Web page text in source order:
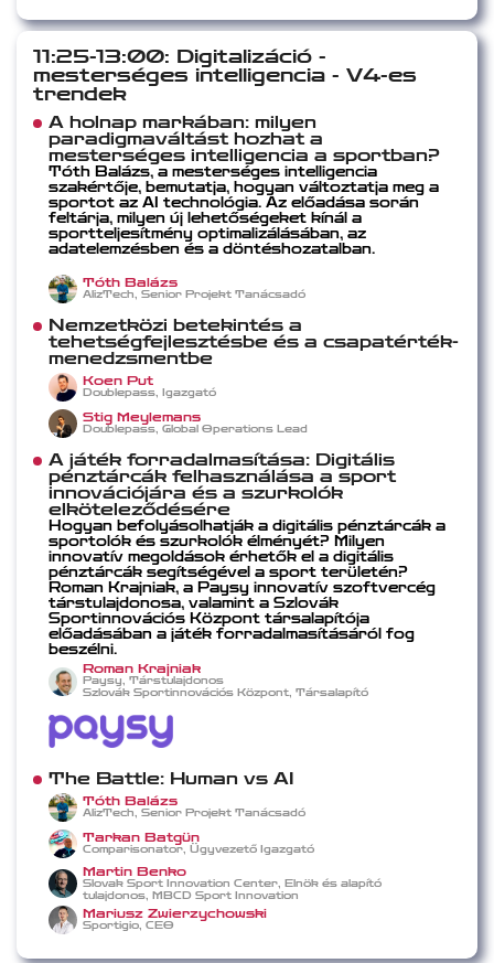
11:25-13:00: Digitalizáció -
mesterséges intelligencia - V4-es
trendek
A holnap markában: milyen
paradigmaváltást hozhat a
mesterséges intelligencia a sportban?
Tóth Balázs, a mesterséges intelligencia
szakértője, bemutatja, hogyan változtatja meg a
sportot az AI technológia. Az előadása során
feltárja, milyen új lehetőségeket kínál a
sportteljesítmény optimalizálásában, az
adatelemzésben és a döntéshozatalban.
Tóth Balázs
AlizTech, Senior Projekt Tanácsadó
Nemzetközi betekintés a
tehetségfejlesztésbe és a csapatérték-
menedzsmentbe
Koen Put
Doublepass, Igazgató
Stig Meylemans
Doublepass, Global Operations Lead
A játék forradalmasítása: Digitális
pénztárcák felhasználása a sport
innovációjára és a szurkolók
elköteleződésére
Hogyan befolyásolhatják a digitális pénztárcák a
sportolók és szurkolók élményét? Milyen
innovatív megoldások érhetők el a digitális
pénztárcák segítségével a sport területén?
Roman Krajniak, a Paysy innovatív szoftvercég
társtulajdonosa, valamint a Szlovák
Sportinnovációs Központ társalapítója
előadásában a játék forradalmasításáról fog
beszélni.
Roman Krajniak
Paysy, Társtulajdonos
Szlovák Sportinnovációs Központ, Társalapító
The Battle: Human vs AI
Tóth Balázs
AlizTech, Senior Projekt Tanácsadó
Tarkan Batgün
Comparisonator, Ügyvezető Igazgató
Martin Benko
Slovak Sport Innovation Center, Elnök és alapító
tulajdonos, MBCD Sport Innovation
Mariusz Zwierzychowski
Sportigio, CEO